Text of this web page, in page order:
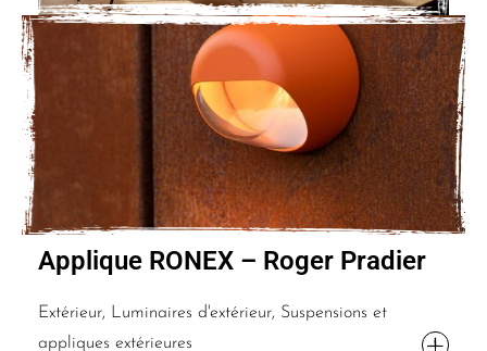
Applique RONEX – Roger Pradier
Extérieur, Luminaires d'extérieur, Suspensions et
appliques extérieures